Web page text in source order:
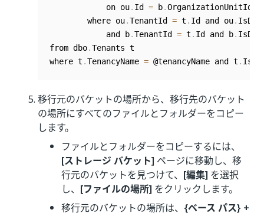
            on ou
. Id = b.OrganizationUnitId
        where ou
.TenantId = t . Id and ou.
            and b
.TenantId = t . Id and b.
from dbo.Tenants t
where t .TenancyName = @tenancyName and t .
移行元のバケットの場所から、移行先のバケット
の場所にすべてのファイルとフォルダーをコピー
します。
ファイルとフォルダーをコピーするには、
[ストレージ バケット] ページに移動し、移
行元のバケットを見つけて、 [編集] を選択
し、 [ファイルの場所] をクリックします。
移行元のバケットの場所は、 {ベース パス} +